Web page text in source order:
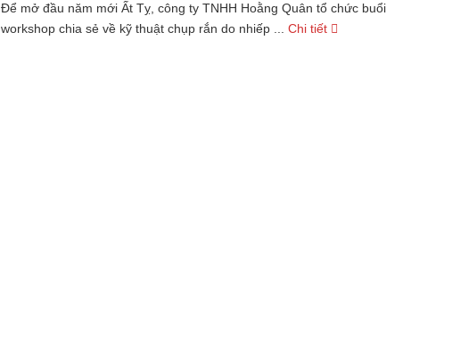
Để mở đầu năm mới Ất Tỵ, công ty TNHH Hoằng Quân tổ chức buổi
workshop chia sẻ về kỹ thuật chụp rắn do nhiếp ...
Chi tiết